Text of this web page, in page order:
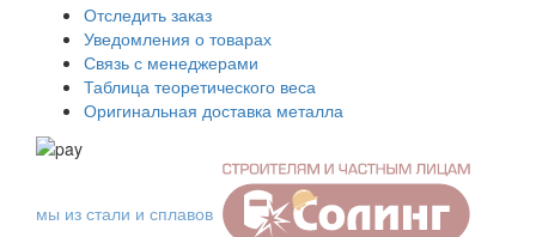
Отследить заказ
Уведомления о товарах
Связь с менеджерами
Таблица теоретического веса
Оригинальная доставка металла
мы из стали и сплавов